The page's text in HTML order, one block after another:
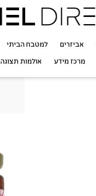
אביזרים למטבח הביתי
מרכז מידע אולמות תצוגה